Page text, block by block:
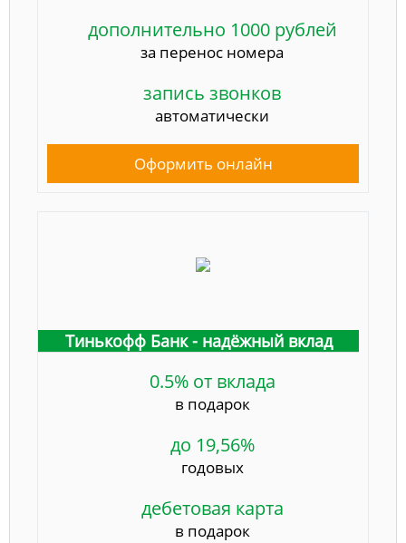
дополнительно 1000 рублей
за перенос номера
запись звонков
автоматически
Оформить онлайн
Тинькофф Банк - надёжный вклад
0.5% от вклада
в подарок
до 19,56%
годовых
дебетовая карта
в подарок